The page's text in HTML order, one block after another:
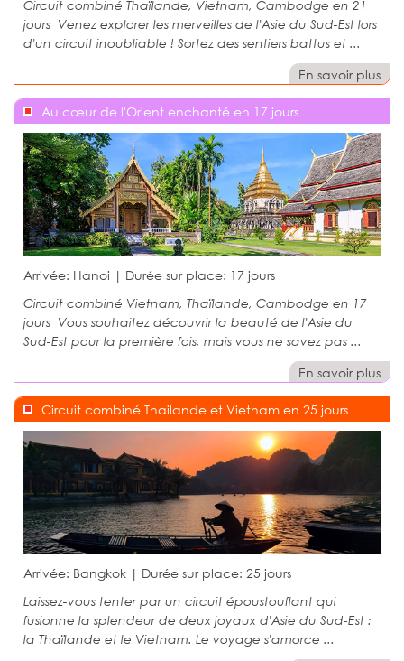
Circuit combiné Thaïlande, Vietnam, Cambodge en 21
jours Venez explorer les merveilles de l'Asie du Sud-Est lors
d'un circuit inoubliable ! Sortez des sentiers battus et ...
En savoir plus
Au cœur de l'Orient enchanté en 17 jours
Arrivée: Hanoi | Durée sur place: 17 jours
Circuit combiné Vietnam, Thaïlande, Cambodge en 17
jours Vous souhaitez découvrir la beauté de l'Asie du
Sud-Est pour la première fois, mais vous ne savez pas ...
En savoir plus
Circuit combiné Thailande et Vietnam en 25 jours
Arrivée: Bangkok | Durée sur place: 25 jours
Laissez-vous tenter par un circuit époustouflant qui
fusionne la splendeur de deux joyaux d'Asie du Sud-Est :
la Thaïlande et le Vietnam. Le voyage s'amorce ...